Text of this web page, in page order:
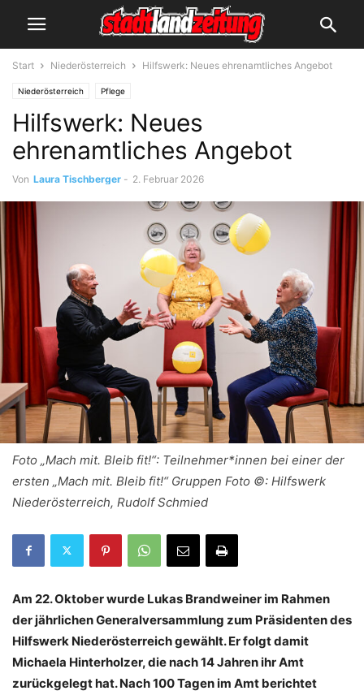
Start Niederösterreich Hilfswerk: Neues ehrenamtliches Angebot
Niederösterreich Pflege
Hilfswerk: Neues
ehrenamtliches Angebot
Von Laura Tischberger - 2. Februar 2026
Foto „Mach mit. Bleib fit!“: Teilnehmer*innen bei einer der
ersten „Mach mit. Bleib fit!“ Gruppen Foto ©: Hilfswerk
Niederösterreich, Rudolf Schmied
Am 22. Oktober wurde Lukas Brandweiner im Rahmen
der jährlichen Generalversammlung zum Präsidenten des
Hilfswerk Niederösterreich gewählt. Er folgt damit
Michaela Hinterholzer, die nach 14 Jahren ihr Amt
zurückgelegt hat. Nach 100 Tagen im Amt berichtet